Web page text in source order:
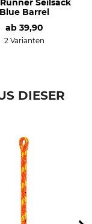
Blue Barrel
ab 39,90
2 Varianten
DIESER